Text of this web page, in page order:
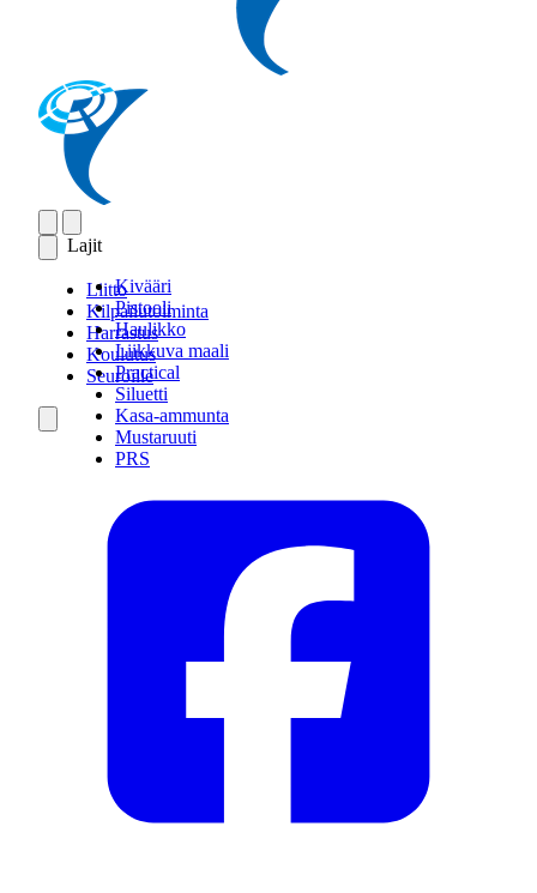
Lajit
Kivääri
Pistooli
Haulikko
Liikkuva maali
Practical
Siluetti
Kasa-ammunta
Mustaruuti
PRS
Liitto
Kilpailutoiminta
Harrastus
Koulutus
Seuroille